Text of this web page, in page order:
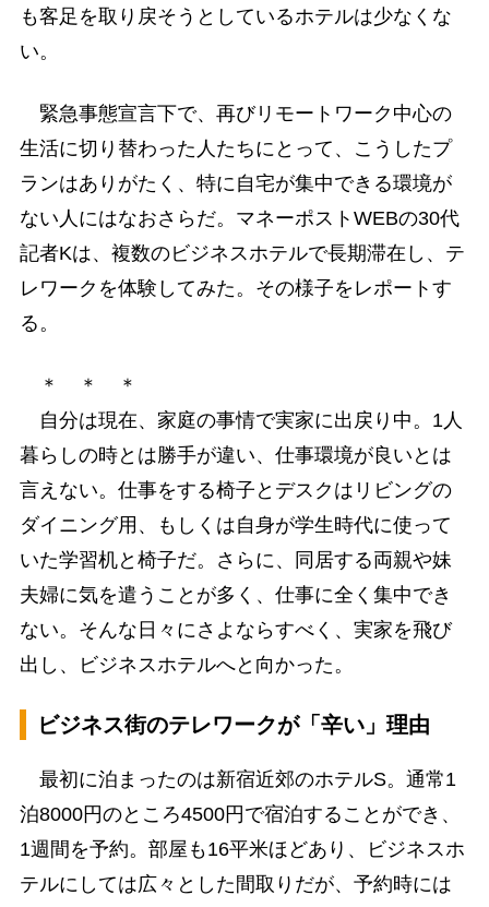
も客足を取り戻そうとしているホテルは少なくな
い。
緊急事態宣言下で、再びリモートワーク中心の
生活に切り替わった人たちにとって、こうしたプ
ランはありがたく、特に自宅が集中できる環境が
ない人にはなおさらだ。マネーポストWEBの30代
記者Kは、複数のビジネスホテルで長期滞在し、テ
レワークを体験してみた。その様子をレポートす
る。
＊ ＊ ＊
自分は現在、家庭の事情で実家に出戻り中。1人
暮らしの時とは勝手が違い、仕事環境が良いとは
言えない。仕事をする椅子とデスクはリビングの
ダイニング用、もしくは自身が学生時代に使って
いた学習机と椅子だ。さらに、同居する両親や妹
夫婦に気を遣うことが多く、仕事に全く集中でき
ない。そんな日々にさよならすべく、実家を飛び
出し、ビジネスホテルへと向かった。
ビジネス街のテレワークが「辛い」理由
最初に泊まったのは新宿近郊のホテルS。通常1
泊8000円のところ4500円で宿泊することができ、
1週間を予約。部屋も16平米ほどあり、ビジネスホ
テルにしては広々とした間取りだが、予約時には